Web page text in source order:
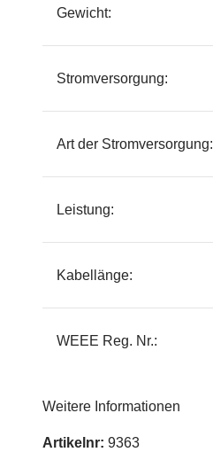
Gewicht:
Stromversorgung:
Art der Stromversorgung:
Leistung:
Kabellänge:
WEEE Reg. Nr.:
Weitere Informationen
Artikelnr: 9363